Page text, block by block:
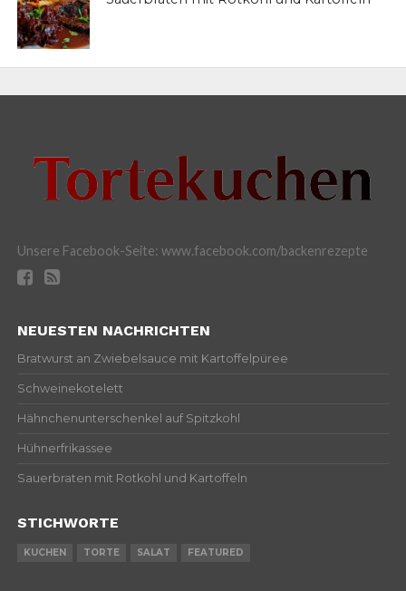
Unsere Facebook-Seite: www.facebook.com/backenrezepte
NEUESTEN NACHRICHTEN
Bratwurst an Zwiebelsauce mit Kartoffelpüree
Schweinekotelett
Hähnchenunterschenkel auf Spitzkohl
Hühnerfrikassee
Sauerbraten mit Rotkohl und Kartoffeln
STICHWORTE
KUCHEN TORTE SALAT FEATURED